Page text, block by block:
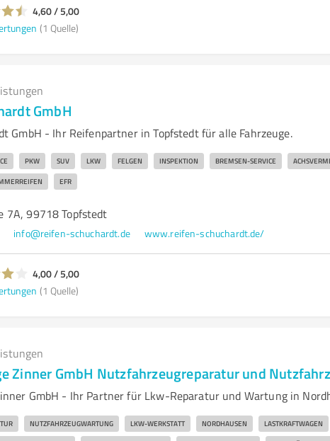
4,60 / 5,00
(1 Quelle)
GmbH
GmbH - Ihr Reifenpartner in Topfstedt für alle Fahrzeuge.
PKW SUV LKW FELGEN INSPEKTION BREMSEN-SERVICE
EFR
7A, 99718 Topfstedt
info@reifen-schuchardt.de www.reifen-schuchardt.de/
4,00 / 5,00
(1 Quelle)
Zinner GmbH Nutzfahrzeugreparatur und
GmbH - Ihr Partner für Lkw-Reparatur und Wartung in
NUTZFAHRZEUGWARTUNG LKW-WERKSTATT NORDHAUSEN LASTKRAFTWAGEN